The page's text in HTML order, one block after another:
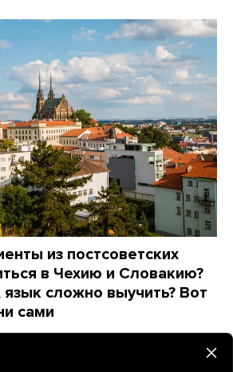
из постсоветских
в Чехию и Словакию?
сложно выучить? Вот
сами